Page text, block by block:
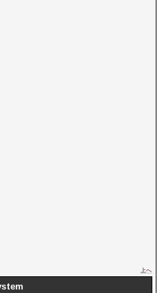
上へ